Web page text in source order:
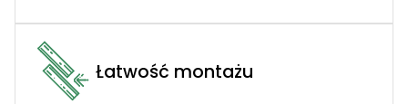
Łatwość montażu​